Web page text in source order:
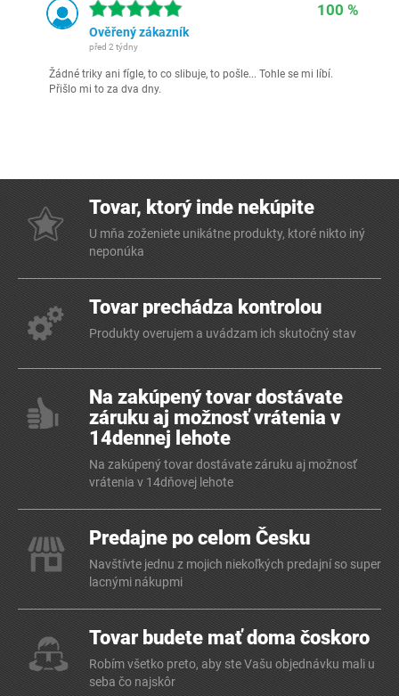
100 %
Ověřený zákazník
před 2 týdny
Žádné triky ani fígle, to co slibuje, to pošle... Tohle se mi líbí.
Přišlo mi to za dva dny.
Tovar, ktorý inde nekúpite
U mňa zoženiete unikátne produkty, ktoré nikto iný
neponúka
Tovar prechádza kontrolou
Produkty overujem a uvádzam ich skutočný stav
Na zakúpený tovar dostávate
záruku aj možnosť vrátenia v
14dennej lehote
Na zakúpený tovar dostávate záruku aj možnosť
vrátenia v 14dňovej lehote
Predajne po celom Česku
Navštívte jednu z mojich niekoľkých predajní so super
lacnými nákupmi
Tovar budete mať doma čoskoro
Robím všetko preto, aby ste Vašu objednávku mali u
seba čo najskôr